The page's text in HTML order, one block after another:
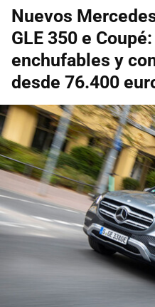
Nuevos
GLE 350 e
enchufables y
desde 76.400